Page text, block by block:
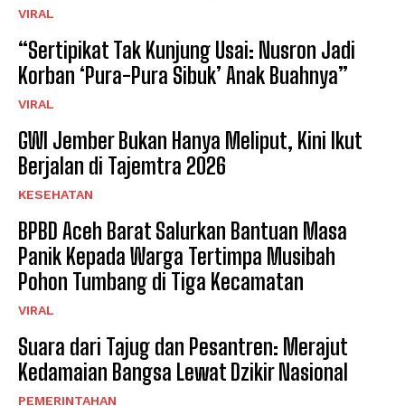
VIRAL
“Sertipikat Tak Kunjung Usai: Nusron Jadi
Korban ‘Pura-Pura Sibuk’ Anak Buahnya”
VIRAL
GWI Jember Bukan Hanya Meliput, Kini Ikut
Berjalan di Tajemtra 2026
KESEHATAN
BPBD Aceh Barat Salurkan Bantuan Masa
Panik Kepada Warga Tertimpa Musibah
Pohon Tumbang di Tiga Kecamatan
VIRAL
Suara dari Tajug dan Pesantren: Merajut
Kedamaian Bangsa Lewat Dzikir Nasional
PEMERINTAHAN